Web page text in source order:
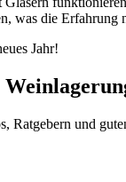
was die Erfahrung
Jahr!
Ratgebern und